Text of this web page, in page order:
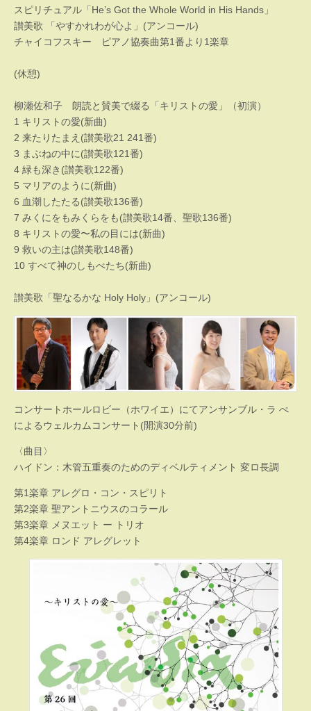
スピリチュアル「He’s Got the Whole World in His Hands」
讃美歌 「やすかれわが心よ」(アンコール)
チャイコフスキー ピアノ協奏曲第1番より1楽章
(休憩)
柳瀬佐和子 朗読と賛美で綴る「キリストの愛」（初演）
1 キリストの愛(新曲)
2 来たりたまえ(讃美歌21 241番)
3 まぶねの中に(讃美歌121番)
4 緑も深き(讃美歌122番)
5 マリアのように(新曲)
6 血潮したたる(讃美歌136番)
7 みくにをもみくらをも(讃美歌14番、聖歌136番)
8 キリストの愛〜私の目には(新曲)
9 救いの主は(讃美歌148番)
10 すべて神のしもべたち(新曲)
讃美歌「聖なるかな Holy Holy」(アンコール)
コンサートホールロビー（ホワイエ）にてアンサンブル・ラ ぺ
によるウェルカムコンサート(開演30分前)
〈曲目〉
ハイドン：木管五重奏のためのディベルティメント 変ロ長調
第1楽章 アレグロ・コン・スピリト
第2楽章 聖アントニウスのコラール
第3楽章 メヌエット ー トリオ
第4楽章 ロンド アレグレット